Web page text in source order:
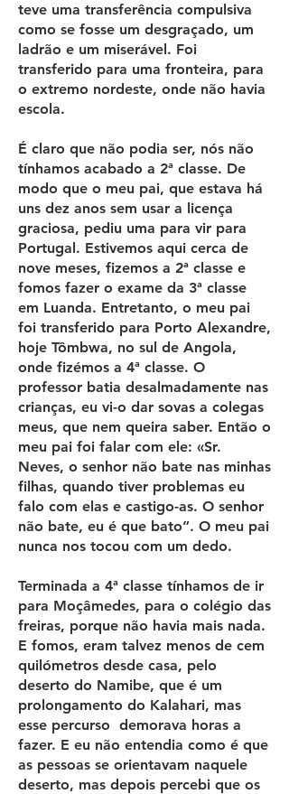
teve uma transferência compulsiva
como se fosse um desgraçado, um
ladrão e um miserável. Foi
transferido para uma fronteira, para
o extremo nordeste, onde não havia
escola.
É claro que não podia ser, nós não
tínhamos acabado a 2ª classe. De
modo que o meu pai, que estava há
uns dez anos sem usar a licença
graciosa, pediu uma para vir para
Portugal. Estivemos aqui cerca de
nove meses, fizemos a 2ª classe e
fomos fazer o exame da 3ª classe
em Luanda. Entretanto, o meu pai
foi transferido para Porto Alexandre,
hoje Tômbwa, no sul de Angola,
onde fizémos a 4ª classe. O
professor batia desalmadamente nas
crianças, eu vi-o dar sovas a colegas
meus, que nem queira saber. Então o
meu pai foi falar com ele: «Sr.
Neves, o senhor não bate nas minhas
filhas, quando tiver problemas eu
falo com elas e castigo-as. O senhor
não bate, eu é que bato”. O meu pai
nunca nos tocou com um dedo.
Terminada a 4ª classe tínhamos de ir
para Moçâmedes, para o colégio das
freiras, porque não havia mais nada.
E fomos, eram talvez menos de cem
quilómetros desde casa, pelo
deserto do Namibe, que é um
prolongamento do Kalahari, mas
esse percurso demorava horas a
fazer. E eu não entendia como é que
as pessoas se orientavam naquele
deserto, mas depois percebi que os